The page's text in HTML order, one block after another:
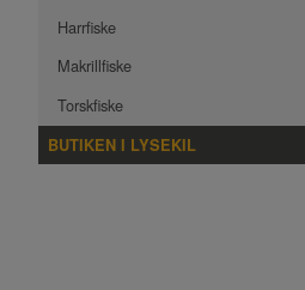
Harrfiske
Makrillfiske
Torskfiske
BUTIKEN I LYSEKIL